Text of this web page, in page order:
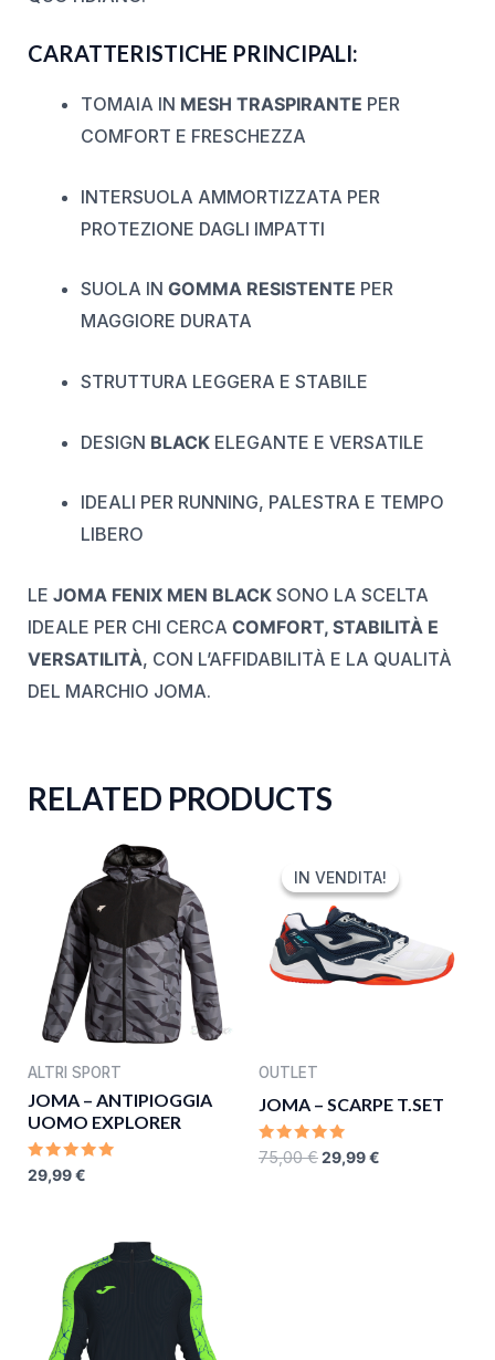
CARATTERISTICHE PRINCIPALI:
TOMAIA IN MESH TRASPIRANTE PER
COMFORT E FRESCHEZZA
INTERSUOLA AMMORTIZZATA PER
PROTEZIONE DAGLI IMPATTI
SUOLA IN GOMMA RESISTENTE PER
MAGGIORE DURATA
STRUTTURA LEGGERA E STABILE
DESIGN BLACKELEGANTE E VERSATILE
IDEALI PER RUNNING, PALESTRA E TEMPO
LIBERO
LE JOMA FENIX MEN BLACKSONO LA SCELTA
IDEALE PER CHI CERCA COMFORT, STABILITÀ E
VERSATILITÀ, CON L’AFFIDABILITÀ E LA QUALITÀ
DEL MARCHIO JOMA.
RELATED PRODUCTS
ALTRI SPORT
JOMA – ANTIPIOGGIA
UOMO EXPLORER
RATED
29,99€
IN VENDITA!
IN VENDITA!
OUTLET
JOMA – SCARPE T.SET
RATED
75,00€
PRICE
WAS:
75,00 €.
29,99€
PRICE
IS: